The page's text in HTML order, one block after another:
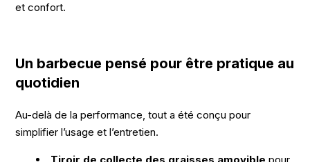
et confort.
Un barbecue pensé pour être pratique au
quotidien
Au-delà de la performance, tout a été conçu pour
simplifier l’usage et l’entretien.